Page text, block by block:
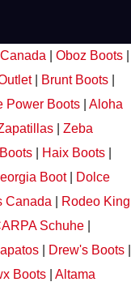
Oboz Boots
Brunt Boots
Power Boots
Aloha
Zeba
Haix Boots
Boot|
Dolce
Canada
Rodeo King
Schuhe
Drew's Boots
Boots
Altama